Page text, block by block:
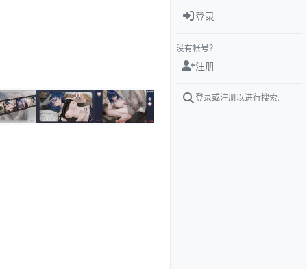
登录
没有帐号？
注册
登录或注册以进行搜索。